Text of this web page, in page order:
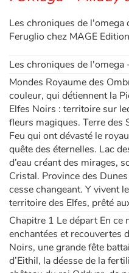
Apprendre les langues
Dyslexie, troubles de la
Nos listes de lecture
Les plus lus
Coups de coeur
Les chroniques de l'omega
Feruglio chez MAGE
Les chroniques de l'omega
Mondes Royaume des
couleur, qui détiennent la
Elfes Noirs : territoire sur
fleurs magiques. Terre des
Feu qui ont dévasté le
quête des éternelles. Lac
d’eau créant des mirages,
Cristal. Province des
cesse changeant. Y vivent
territoire des Elfes, prêté
Chapitre 1 Le départ En
enchantées et recouvertes
Noirs, une grande fête
d’Eithil, la déesse de la